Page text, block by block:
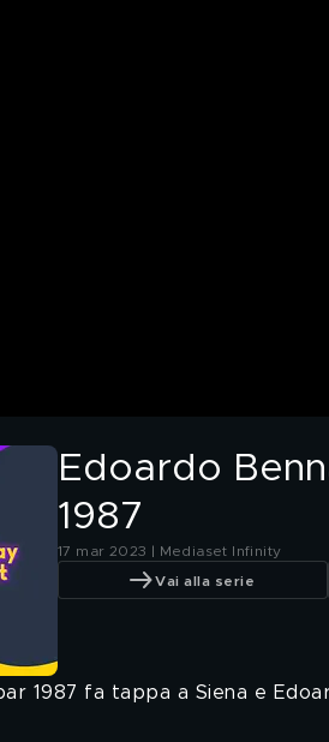
Edoardo
1987
17 mar 2023 | Mediaset Infinity
Vai alla serie
1987 fa tappa a Siena e